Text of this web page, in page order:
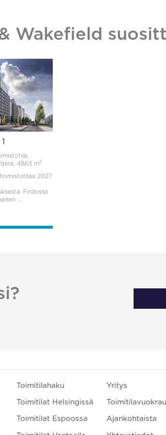
Wakefield
4863 m2
2027
Firdossa
...
Toimitilahaku
Toimitilat Helsingissä
Toimitilat Espoossa
Yritys
Ajankohtaista